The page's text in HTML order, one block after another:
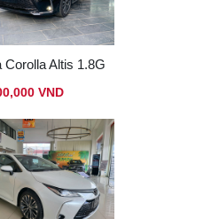
Corolla Altis 1.8G
VND